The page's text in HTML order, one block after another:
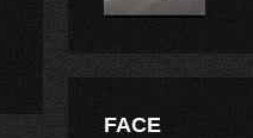
FACE